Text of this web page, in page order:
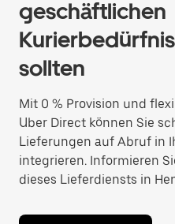
geschäftlichen
sollten
Mit 0 % Provision und
Uber Direct können Sie
Lieferungen auf Abruf in
integrieren. Informieren
dieses Lieferdiensts in